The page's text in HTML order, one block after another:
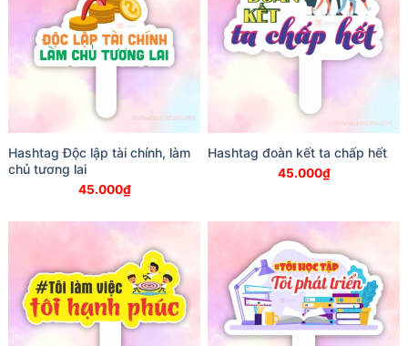
Hashtag Độc lập tài chính, làm
chủ tương lai
45.000₫
Hashtag đoàn kết ta chấp hết
45.000₫